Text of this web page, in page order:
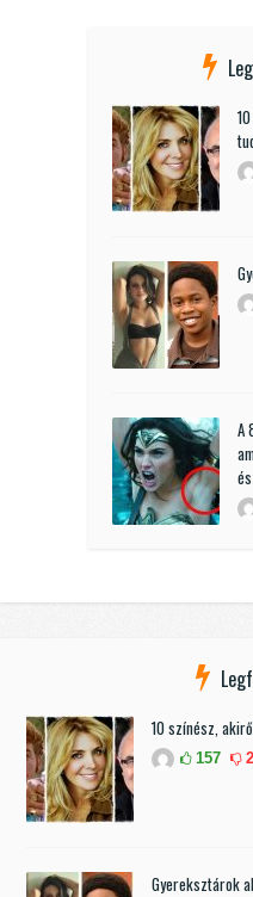
A
10 színész,
157
Gyereksztárok